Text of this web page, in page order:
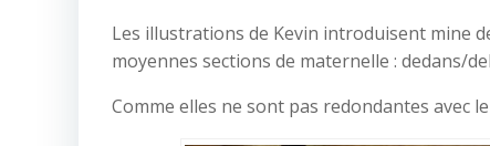
Les illustrations de Kevin introduisent mine
moyennes sections de maternelle : dedans/
Comme elles ne sont pas redondantes avec